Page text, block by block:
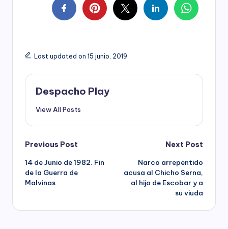
Last updated on 15 junio, 2019
Despacho Play
View All Posts
Post
navigation
Previous Post
14 de Junio de 1982. Fin
de la Guerra de
Malvinas
Next Post
Narco arrepentido
acusa al Chicho Serna,
al hijo de Escobar y a
su viuda